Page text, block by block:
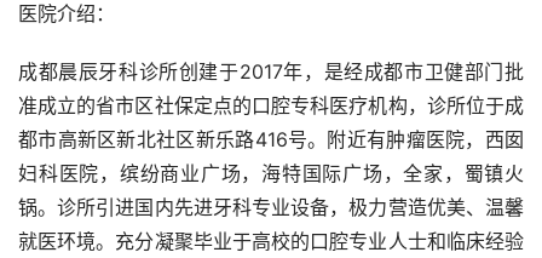
医院介绍：
成都晨辰牙科诊所创建于2017年，是经成都市卫健部门批
准成立的省市区社保定点的口腔专科医疗机构，诊所位于成
都市高新区新北社区新乐路416号。附近有肿瘤医院，西囡
妇科医院，缤纷商业广场，海特国际广场，全家，蜀镇火
锅。诊所引进国内先进牙科专业设备，极力营造优美、温馨
就医环境。充分凝聚毕业于高校的口腔专业人士和临床经验